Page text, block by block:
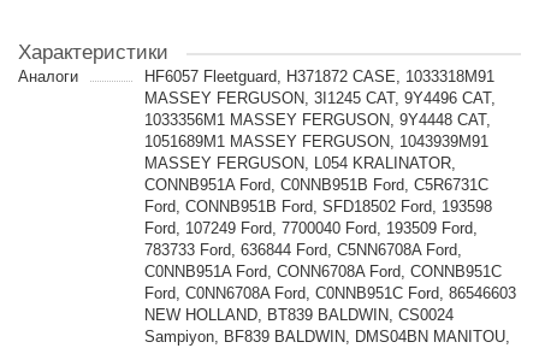
Характеристики
Аналоги
HF6057 Fleetguard, H371872 CASE, 1033318M91
MASSEY FERGUSON, 3I1245 CAT, 9Y4496 CAT,
1033356M1 MASSEY FERGUSON, 9Y4448 CAT,
1051689M1 MASSEY FERGUSON, 1043939M91
MASSEY FERGUSON, L054 KRALINATOR,
CONNB951A Ford, C0NNB951B Ford, C5R6731C
Ford, CONNB951B Ford, SFD18502 Ford, 193598
Ford, 107249 Ford, 7700040 Ford, 193509 Ford,
783733 Ford, 636844 Ford, C5NN6708A Ford,
C0NNB951A Ford, CONN6708A Ford, CONNB951C
Ford, C0NN6708A Ford, C0NNB951C Ford, 86546603
NEW HOLLAND, BT839 BALDWIN, CS0024
Sampiyon, BF839 BALDWIN, DMS04BN MANITOU,